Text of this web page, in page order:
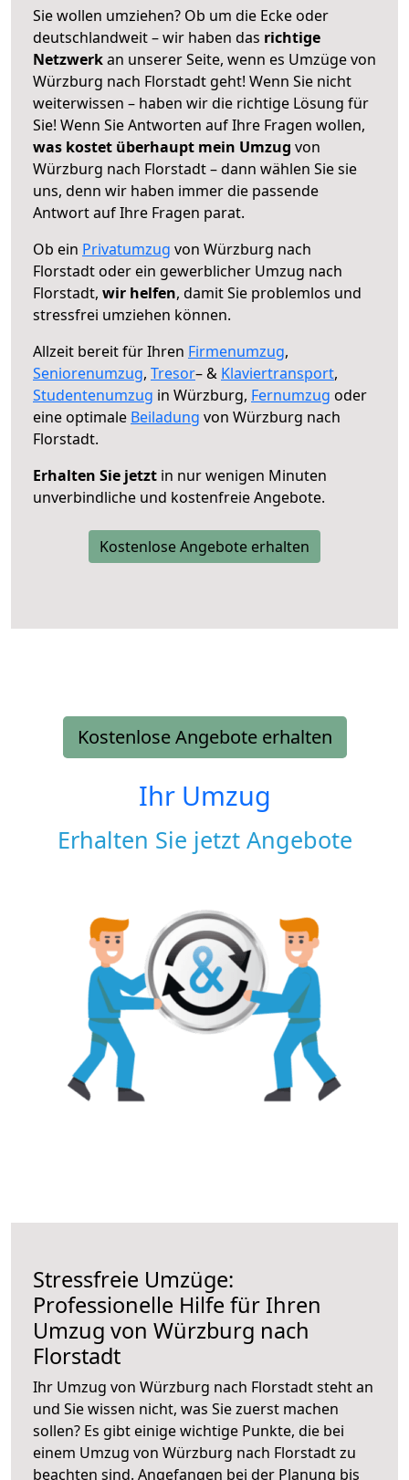
Sie wollen umziehen? Ob um die Ecke oder
deutschlandweit – wir haben das richtige
Netzwerkan unserer Seite, wenn es Umzüge von
Würzburg nach Florstadt geht! Wenn Sie nicht
weiterwissen – haben wir die richtige Lösung für
Sie! Wenn Sie Antworten auf Ihre Fragen wollen,
was kostet überhaupt mein Umzug von
Würzburg nach Florstadt – dann wählen Sie sie
uns, denn wir haben immer die passende
Antwort auf Ihre Fragen parat.
Ob ein Privatumzug von Würzburg nach
Florstadt oder ein gewerblicher Umzug nach
Florstadt, wir helfen, damit Sie problemlos und
stressfrei umziehen können.
Allzeit bereit für Ihren Firmenumzug,
Seniorenumzug, Tresor– & Klaviertransport,
Studentenumzug in Würzburg, Fernumzug oder
eine optimale Beiladung von Würzburg nach
Florstadt.
Erhalten Sie jetzt in nur wenigen Minuten
unverbindliche und kostenfreie Angebote.
Kostenlose Angebote erhalten
Kostenlose Angebote erhalten
Ihr Umzug
Erhalten Sie jetzt Angebote
Stressfreie Umzüge:
Professionelle Hilfe für Ihren
Umzug von Würzburg nach
Florstadt
Ihr Umzug von Würzburg nach Florstadt steht an
und Sie wissen nicht, was Sie zuerst machen
sollen? Es gibt einige wichtige Punkte, die bei
einem Umzug von Würzburg nach Florstadt zu
beachten sind. Angefangen bei der Planung bis